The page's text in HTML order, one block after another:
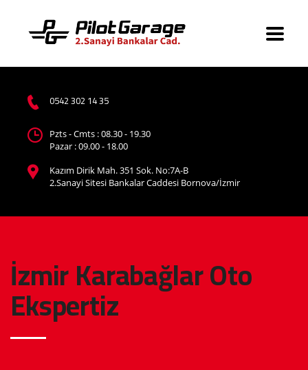
‪0542 302 14 35‬
Pzts - Cmts : 08.30 - 19.30
Pazar : 09.00 - 18.00
Kazım Dirik Mah. 351 Sok. No:7A-B
2.Sanayi Sitesi Bankalar Caddesi Bornova/İzmir
İzmir Karabağlar Oto
Ekspertiz